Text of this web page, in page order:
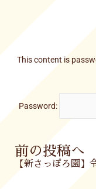
This content is
Password:
Prev
前の投稿へ